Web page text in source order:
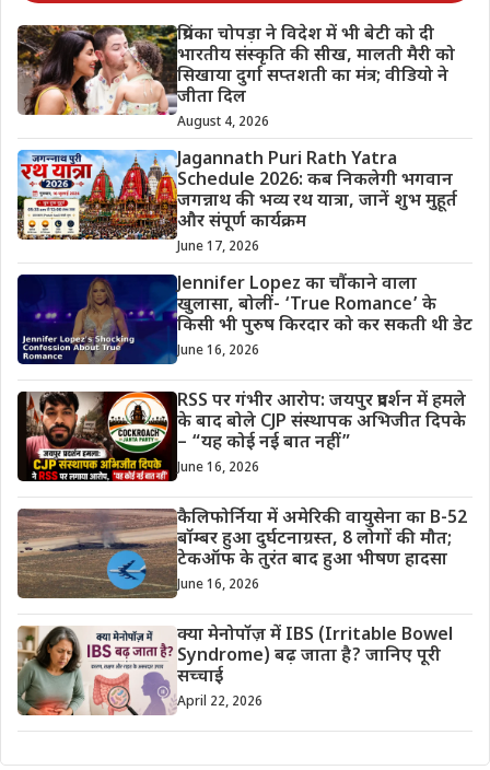
प्रियंका चोपड़ा ने विदेश में भी बेटी को दी
भारतीय संस्कृति की सीख, मालती मैरी को
सिखाया दुर्गा सप्तशती का मंत्र; वीडियो ने
जीता दिल
August 4, 2026
Jagannath Puri Rath Yatra
Schedule 2026: कब निकलेगी भगवान
जगन्नाथ की भव्य रथ यात्रा, जानें शुभ मुहूर्त
और संपूर्ण कार्यक्रम
June 17, 2026
Jennifer Lopez का चौंकाने वाला
खुलासा, बोलीं- ‘True Romance’ के
किसी भी पुरुष किरदार को कर सकती थी डेट
June 16, 2026
RSS पर गंभीर आरोप: जयपुर प्रदर्शन में हमले
के बाद बोले CJP संस्थापक अभिजीत दिपके
– “यह कोई नई बात नहीं”
June 16, 2026
कैलिफोर्निया में अमेरिकी वायुसेना का B-52
बॉम्बर हुआ दुर्घटनाग्रस्त, 8 लोगों की मौत;
टेकऑफ के तुरंत बाद हुआ भीषण हादसा
June 16, 2026
क्या मेनोपॉज़ में IBS (Irritable Bowel
Syndrome) बढ़ जाता है? जानिए पूरी
सच्चाई
April 22, 2026